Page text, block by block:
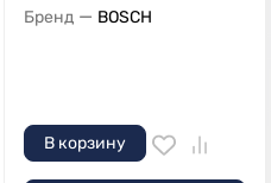
Бренд — BOSCH
В корзину